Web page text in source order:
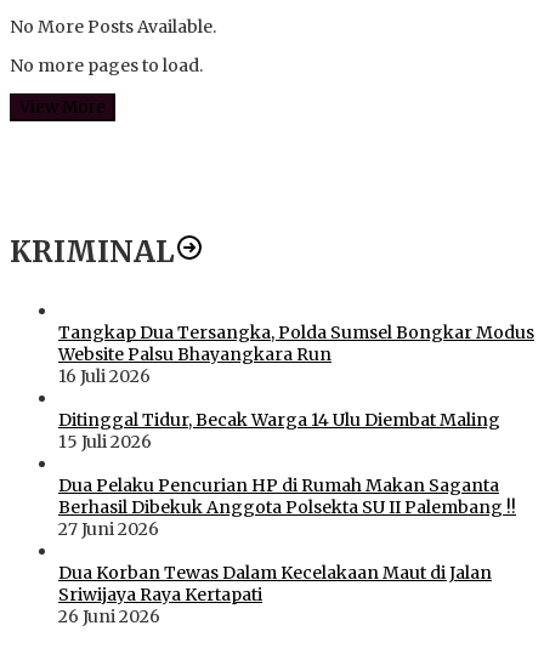
No More Posts Available.
No more pages to load.
View More
KRIMINAL
Tangkap Dua Tersangka, Polda Sumsel Bongkar Modus
Website Palsu Bhayangkara Run
16 Juli 2026
Ditinggal Tidur, Becak Warga 14 Ulu Diembat Maling
15 Juli 2026
Dua Pelaku Pencurian HP di Rumah Makan Saganta
Berhasil Dibekuk Anggota Polsekta SU II Palembang !!
27 Juni 2026
Dua Korban Tewas Dalam Kecelakaan Maut di Jalan
Sriwijaya Raya Kertapati
26 Juni 2026